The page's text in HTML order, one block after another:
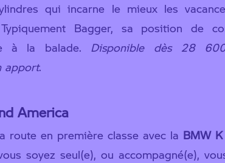
qui incarne le mieux les
Bagger, sa position de
à la balade. Disponible dès 28
apport.
America
route en première classe avec la BMW
soyez seul(e), ou accompagné(e),